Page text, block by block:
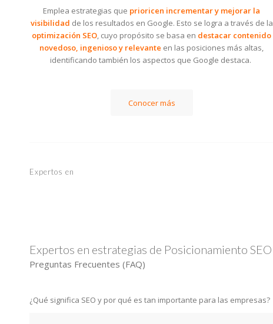
Emplea estrategias que prioricen incrementar y mejorar la
visibilidad de los resultados en Google. Esto se logra a través de la
optimización SEO, cuyo propósito se basa en destacar contenido
novedoso, ingenioso y relevante en las posiciones más altas,
identificando también los aspectos que Google destaca.
Conocer más
Expertos en
Expertos en estrategias de Posicionamiento SEO
Preguntas Frecuentes (FAQ)
¿Qué significa SEO y por qué es tan importante para las empresas?